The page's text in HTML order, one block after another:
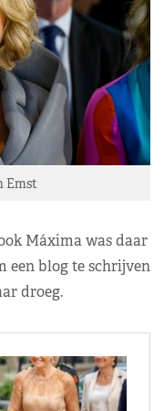
Emst
Máxima was daar
een blog te schrijven
droeg.